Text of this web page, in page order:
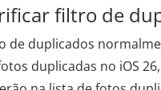
filtro de
de duplicados
duplicadas no iOS